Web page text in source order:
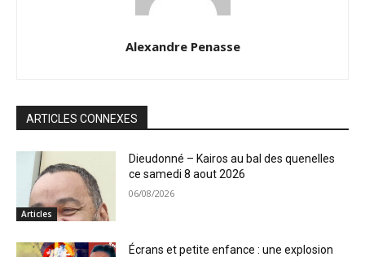
Alexandre Penasse
ARTICLES CONNEXES
Articles
Dieudonné – Kairos au bal des quenelles
ce samedi 8 aout 2026
06/08/2026
Écrans et petite enfance : une explosion